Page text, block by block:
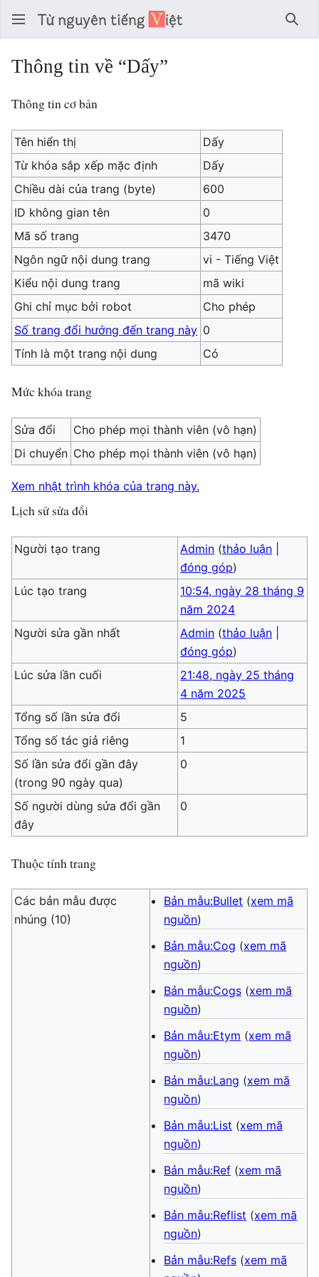
Tìm
Thông tin về “Dấy”
Thông tin cơ bản
Tên hiển thị
Dấy
Từ khóa sắp xếp mặc định
Dấy
Chiều dài của trang (byte)
600
ID không gian tên
0
Mã số trang
3470
Ngôn ngữ nội dung trang
vi - Tiếng Việt
Kiểu nội dung trang
mã wiki
Ghi chỉ mục bởi robot
Cho phép
Số trang đổi hướng đến trang này 0
Tính là một trang nội dung
Có
Mức khóa trang
Sửa đổi
Cho phép mọi thành viên (vô hạn)
Di chuyển Cho phép mọi thành viên (vô hạn)
Xem nhật trình khóa của trang này.
Lịch sử sửa đổi
Người tạo trang Admin (thảo luận
đóng góp)
Lúc tạo trang
10:54, ngày 28 tháng 9
năm 2024
Người sửa gần nhất
Admin (thảo luận
đóng góp)
Lúc sửa lần cuối
21:48, ngày 25 tháng
4 năm 2025
Tổng số lần sửa đổi
5
Tổng số tác giả riêng
1
Số lần sửa đổi gần đây
(trong 90 ngày qua)
0
Số người dùng sửa đổi gần
đây
0
Thuộc tính trang
Các bản mẫu được
nhúng (10)
Bản mẫu:Bullet (xem mã
nguồn)
Bản mẫu:Cog (xem mã
nguồn)
Bản mẫu:Cogs (xem mã
nguồn)
Bản mẫu:Etym (xem mã
nguồn)
Bản mẫu:Lang (xem mã
nguồn)
Bản mẫu:List (xem mã
nguồn)
Bản mẫu:Ref (xem mã
nguồn)
Bản mẫu:Reflist (xem mã
nguồn)
Bản mẫu:Refs (xem mã